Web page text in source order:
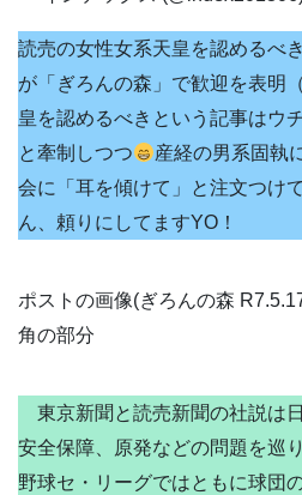
読売の女性女系天皇を認めるべ
が「ぎろんの森」で歓迎を表明
皇を認めるべきという記事はウ
と牽制しつつ
産経の男系固執
会に「耳を傾けて」と注文つけ
ん、頼りにしてますYO！
ポストの画像(ぎろんの森
角の部分
東京新聞と読売新聞の社説は
安全保障、原発などの問題を巡
野球セ・リーグではともに球団